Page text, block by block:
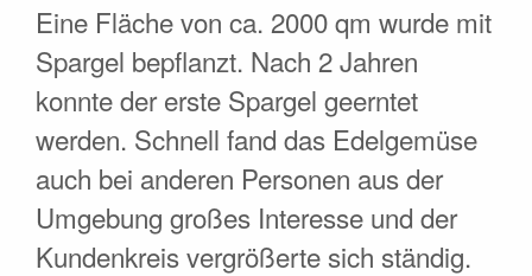
Eine Fläche von ca. 2000 qm wurde mit
Spargel bepflanzt. Nach 2 Jahren
konnte der erste Spargel geerntet
werden. Schnell fand das Edelgemüse
auch bei anderen Personen aus der
Umgebung großes Interesse und der
Kundenkreis vergrößerte sich ständig.